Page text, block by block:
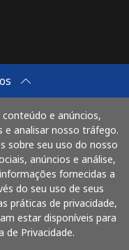
e anúncios,
e analisar nosso tráfego.
sobre seu uso do nosso
anúncios e análise,
fornecidas a
do seu uso de seus
práticas de privacidade,
estar disponíveis para
de Privacidade.